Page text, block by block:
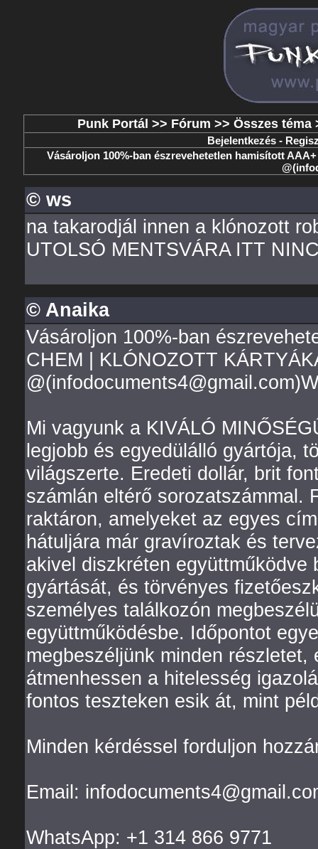
Punk Portál >> Fórum >> Összes téma
Bejelentkezés -
Vásároljon 100%-ban észrevehetetlen hamisított
© ws
na takarodjál innen a klónozott
UTOLSÓ MENTSVÁRA ITT
© Anaika
Vásároljon 100%-ban
CHEM | KLÓNOZOTT
Mi vagyunk a KIVÁLÓ
legjobb és egyedülálló gyártója,
világszerte. Eredeti dollár, brit
számlán eltérő sorozatszámmal.
raktáron, amelyeket az egyes
hátuljára már gravíroztak és
akivel diszkréten
gyártását, és törvényes
személyes találkozón
együttműködésbe. Időpontot
megbeszéljünk minden
átmenhessen a hitelesség
fontos teszteken esik át, mint
Minden kérdéssel forduljon
Email:
WhatsApp: +1 314 866 9771